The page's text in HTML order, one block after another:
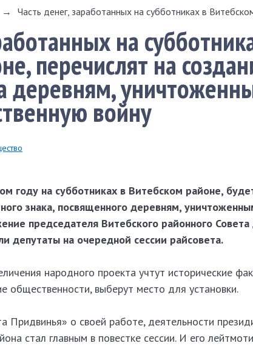
→ Часть денег, заработанных на субботниках в
на
перечислят на
деревням,
войну
году на субботниках в Витебском районе,
знака, посвященного деревням,
председателя Витебского районного Совета
депутаты на очередной сессии райсовета.
народного проекта учтут исторические
общественности, выберут место для установки.
Придвинья» о своей работе, деятельности
стал главным в повестке сессии. И его